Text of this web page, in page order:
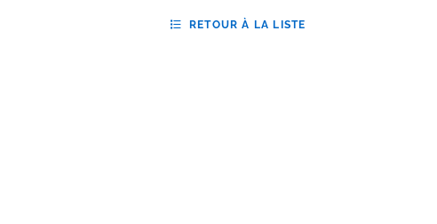
RETOUR À LA LISTE